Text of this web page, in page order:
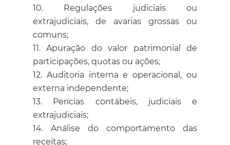
Regulações judiciais ou
extrajudiciais, de avarias grossas ou
comuns;
Apuração do valor patrimonial de
participações, quotas ou ações;
Auditoria interna e operacional, ou
externa independente;
Perícias contábeis, judiciais e
extrajudiciais;
Análise do comportamento das
receitas;